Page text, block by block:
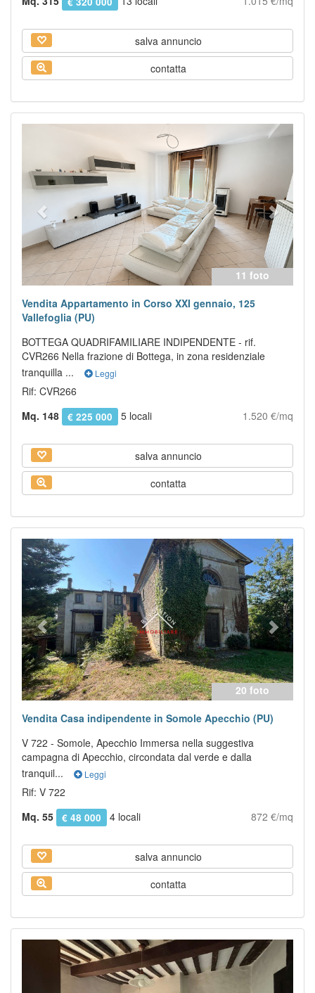
salva annuncio
contatta
11 foto
Next
Vendita Appartamento in Corso XXI gennaio, 125
Vallefoglia (PU)
BOTTEGA QUADRIFAMILIARE INDIPENDENTE - rif.
CVR266 Nella frazione di Bottega, in zona residenziale
tranquilla ...
Leggi
Rif: CVR266
Mq. 148
€ 225 000 5 locali 1.520 €/mq
salva annuncio
contatta
20 foto
Previous Next
Vendita Casa indipendente in Somole Apecchio (PU)
V 722 - Somole, Apecchio Immersa nella suggestiva
campagna di Apecchio, circondata dal verde e dalla
tranquil...
Leggi
Rif: V 722
Mq. 55
€ 48 000 4 locali 872 €/mq
salva annuncio
contatta
Previous Next